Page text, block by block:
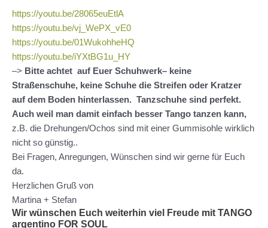
https://youtu.be/28065euEtlA
https://youtu.be/vj_WePX_vE0
https://youtu.be/01WukohheHQ
https://youtu.be/iYXtBG1u_HY
–> Bitte achtet auf Euer Schuhwerk– keine
Straßenschuhe, keine Schuhe die Streifen oder Kratzer
auf dem Boden hinterlassen. Tanzschuhe sind perfekt.
Auch weil man damit einfach besser Tango tanzen kann,
z.B. die Drehungen/Ochos sind mit einer Gummisohle wirklich
nicht so günstig..
Bei Fragen, Anregungen, Wünschen sind wir gerne für Euch
da.
Herzlichen Gruß von
Martina + Stefan
Wir wünschen Euch weiterhin viel Freude mit TANGO
argentino FOR SOUL